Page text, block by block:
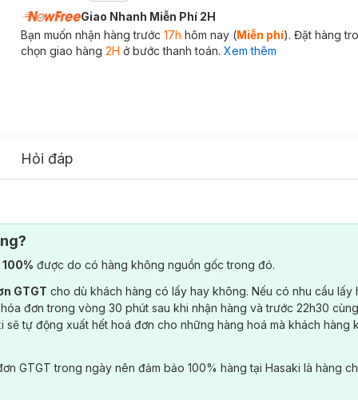
Giao Nhanh Miễn Phí 2H
Bạn muốn nhận hàng trước 17h hôm nay (Miễn phí). Đặt hàng
chọn giao hàng 2H ở bước thanh toán. Xem thêm
Hỏi đáp
được do có hàng không nguồn gốc trong đó.
GTGT cho dù khách hàng có lấy hay không. Nếu có nhu cầu lấy
đơn trong vòng 30 phút sau khi nhận hàng và trước 22h30
sẽ tự động xuất hết hoá đơn cho những hàng hoá mà khách hàng
GTGT trong ngày nên đảm bảo 100% hàng tại Hasaki là hàng